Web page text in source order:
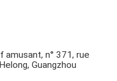
n° 371, rue
Guangzhou